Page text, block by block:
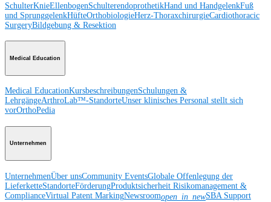
SchulterKnieEllenbogenSchulterendoprothetikHand und HandgelenkFuß
und SprunggelenkHüfteOrthobiologieHerz-ThoraxchirurgieCardiothoracic
SurgeryBildgebung & Resektion
Medical Education
Medical EducationKursbeschreibungenSchulungen &
LehrgängeArthroLab™-StandorteUnser klinisches Personal stellt sich
vorOrthoPedia
Unternehmen
UnternehmenÜber unsCommunity EventsGlobale Offenlegung der
LieferketteStandorteFörderungProduktsicherheit Risikomanagement &
ComplianceVirtual Patent MarkingNewsroomopen_in_newSBA Support